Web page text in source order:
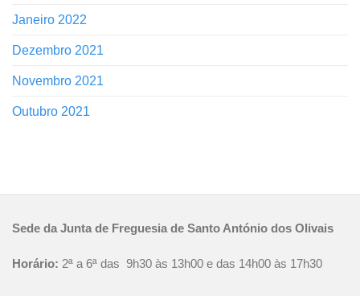
Janeiro 2022
Dezembro 2021
Novembro 2021
Outubro 2021
Sede da Junta de Freguesia de Santo António dos Olivais
Horário: 2ª a 6ª das 9h30 às 13h00 e das 14h00 às 17h30